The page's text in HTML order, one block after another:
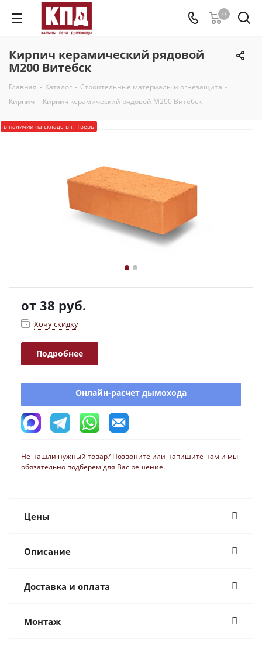
0
Кирпич керамический рядовой
М200 Витебск
Главная - Каталог - Строительные материалы и огнезащита -
Кирпич - Кирпич керамический рядовой М200 Витебск
в наличии на складе в г. Тверь
от 38 руб.
Хочу скидку
Подробнее
Онлайн-расчет дымохода
Не нашли нужный товар? Позвоните или напишите нам и мы
обязательно подберем для Вас решение.
Цены
Описание
Доставка и оплата
Монтаж